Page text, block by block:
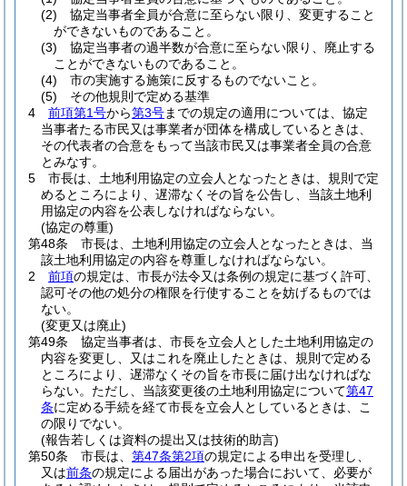
(2)
協定当事者全員が合意に至らない限り、変更すること
ができないものであること。
(3)
協定当事者の過半数が合意に至らない限り、廃止する
ことができないものであること。
(4)
市の実施する施策に反するものでないこと。
(5)
その他規則で定める基準
4
前項第1号から第3号までの規定の適用については、協定
当事者たる市民又は事業者が団体を構成しているときは、
その代表者の合意をもって当該市民又は事業者全員の合意
とみなす。
5
市長は、土地利用協定の立会人となったときは、規則で定
めるところにより、遅滞なくその旨を公告し、当該土地利
用協定の内容を公表しなければならない。
(協定の尊重)
第48条
市長は、土地利用協定の立会人となったときは、当
該土地利用協定の内容を尊重しなければならない。
2
前項の規定は、市長が法令又は条例の規定に基づく許可、
認可その他の処分の権限を行使することを妨げるものでは
ない。
(変更又は廃止)
第49条
協定当事者は、市長を立会人とした土地利用協定の
内容を変更し、又はこれを廃止したときは、規則で定める
ところにより、遅滞なくその旨を市長に届け出なければな
らない。 ただし、当該変更後の土地利用協定について第47
条に定める手続を経て市長を立会人としているときは、こ
の限りでない。
(報告若しくは資料の提出又は技術的助言)
第50条
市長は、 第47条第2項の規定による申出を受理し、
又は前条の規定による届出があった場合において、必要が